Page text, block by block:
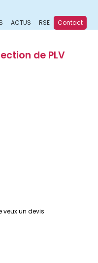
ACTUS RSE Contact
de PLV
veux un devis